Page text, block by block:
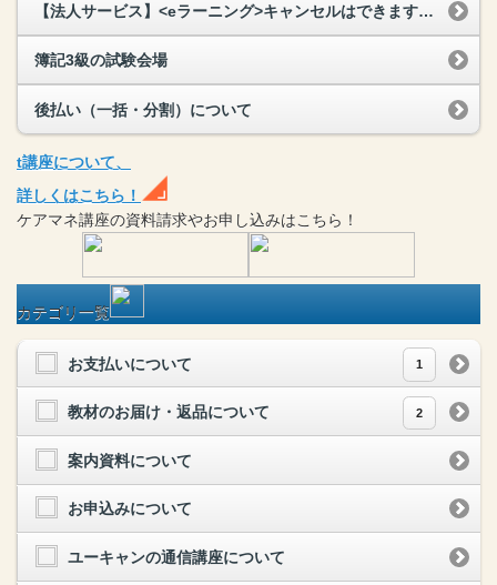
【法人サービス】<eラーニング>キャンセルはできますか？
簿記3級の試験会場
後払い（一括・分割）について
t講座について、
詳しくはこちら！
ケアマネ講座の資料請求やお申し込みはこちら！
カテゴリ一覧
お支払いについて 1
教材のお届け・返品について 2
案内資料について
お申込みについて
ユーキャンの通信講座について